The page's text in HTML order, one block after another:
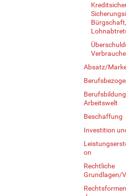
Bürgschaft,
Absatz/
Arbeitswelt
Beschaffung
Investition
on
Rechtliche
Grundlagen/